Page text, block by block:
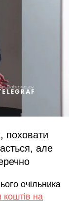
поховати
але
очільника
на